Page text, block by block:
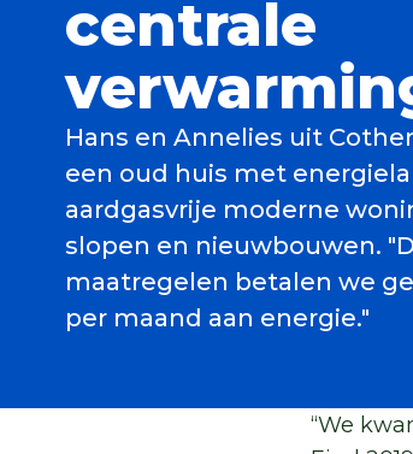
centrale
Hans en Annelies uit
een oud huis met
aardgasvrije moderne
slopen en nieuwbouwen.
maatregelen betalen we
per maand aan energie."
“We